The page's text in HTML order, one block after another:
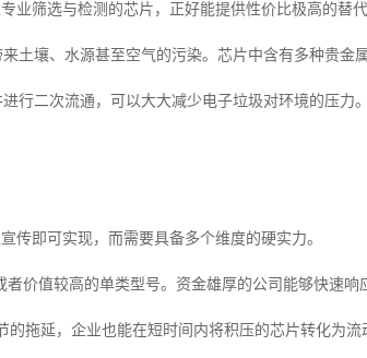
业筛选与检测的芯片，正好能提供性价比极高的替代
土壤、水源甚至空气的污染。芯片中含有多种贵金
行二次流通，可以大大减少电子垃圾对环境的压力
传即可实现，而需要具备多个维度的硬实力。
价值较高的单类型号。资金雄厚的公司能够快速响
拖延，企业也能在短时间内将积压的芯片转化为